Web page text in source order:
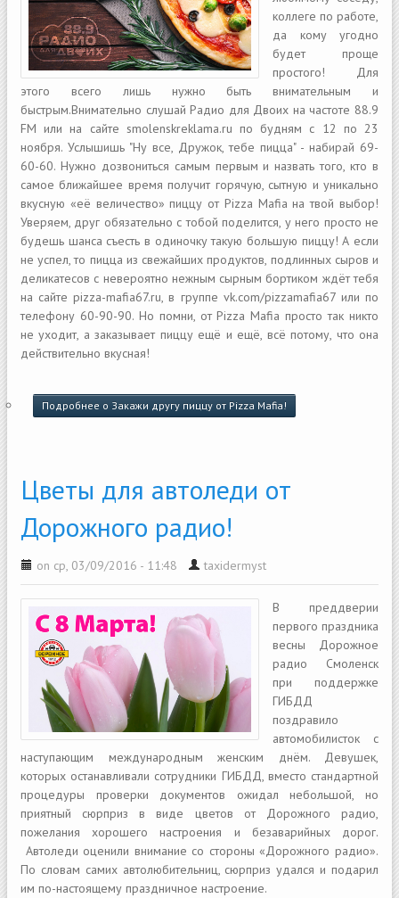
коллеге по работе,
да кому угодно
будет проще
простого! Для
этого всего лишь нужно быть внимательным и
быстрым.Внимательно слушай Радио для Двоих на частоте 88.9
FM или на сайте smolenskreklama.ru по будням с 12 по 23
ноября. Услышишь "Ну все, Дружок, тебе пицца" - набирай 69-
60-60. Нужно дозвониться самым первым и назвать того, кто в
самое ближайшее время получит горячую, сытную и уникально
вкусную «её величество» пиццу от Pizza Mafia на твой выбор!
Уверяем, друг обязательно с тобой поделится, у него просто не
будешь шанса съесть в одиночку такую большую пиццу! А если
не успел, то пицца из свежайших продуктов, подлинных сыров и
деликатесов с невероятно нежным сырным бортиком ждёт тебя
на сайте pizza-mafia67.ru, в группе vk.com/pizzamafia67 или по
телефону 60-90-90. Но помни, от Pizza Mafia просто так никто
не уходит, а заказывает пиццу ещё и ещё, всё потому, что она
действительно вкусная!
Подробнее о Закажи другу пиццу от Pizza Mafia!
Цветы для автоледи от
Дорожного радио!
on ср, 03/09/2016 - 11:48 taxidermyst
В преддверии
первого праздника
весны Дорожное
радио Смоленск
при поддержке
ГИБДД
поздравило
автомобилисток с
наступающим международным женским днём. Девушек,
которых останавливали сотрудники ГИБДД, вместо стандартной
процедуры проверки документов ожидал небольшой, но
приятный сюрприз в виде цветов от Дорожного радио,
пожелания хорошего настроения и безаварийных дорог.
Автоледи оценили внимание со стороны «Дорожного радио».
По словам самих автолюбительниц, сюрприз удался и подарил
им по-настоящему праздничное настроение.